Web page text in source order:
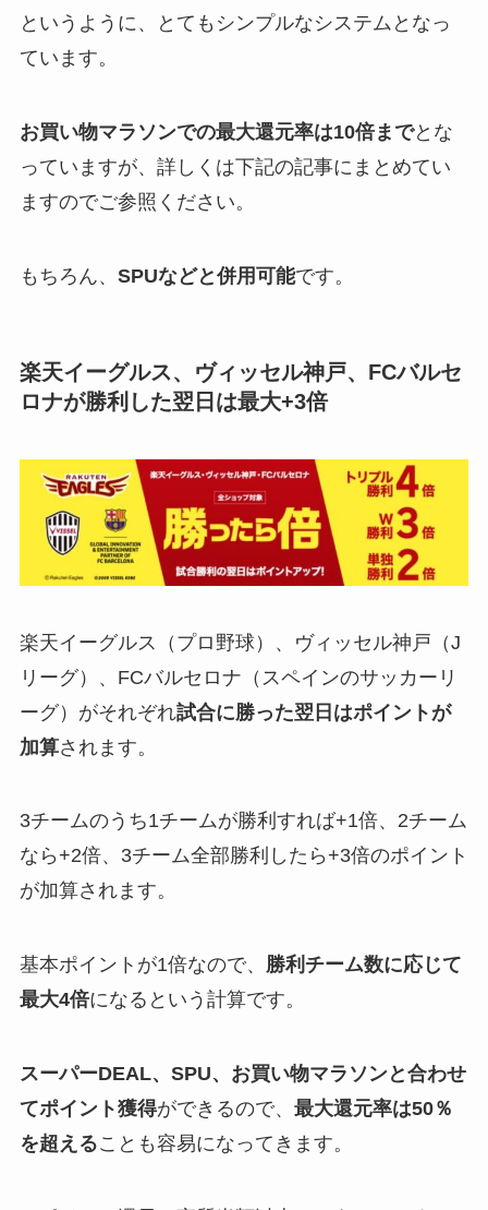
というように、とてもシンプルなシステムとなっ
ています。
お買い物マラソンでの最大還元率は10倍までとな
っていますが、詳しくは下記の記事にまとめてい
ますのでご参照ください。
もちろん、 SPUなどと併用可能です。
楽天イーグルス、ヴィッセル神戸、FCバルセ
ロナが勝利した翌日は最大+3倍
楽天イーグルス（プロ野球）、ヴィッセル神戸（J
リーグ）、FCバルセロナ（スペインのサッカーリ
ーグ）がそれぞれ試合に勝った翌日はポイントが
加算されます。
3チームのうち1チームが勝利すれば+1倍、2チーム
なら+2倍、3チーム全部勝利したら+3倍のポイント
が加算されます。
基本ポイントが1倍なので、 勝利チーム数に応じて
最大4倍になるという計算です。
スーパーDEAL、SPU、お買い物マラソンと合わせ
てポイント獲得ができるので、 最大還元率は50％
を超えることも容易になってきます。